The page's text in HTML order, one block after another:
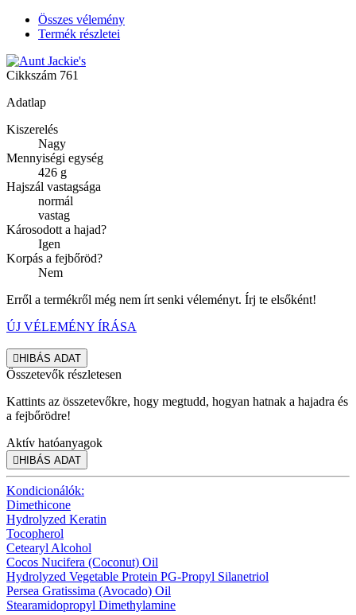
Összes vélemény
Termék részletei
Cikkszám 761
Adatlap
Kiszerelés
Nagy
Mennyiségi egység
426 g
Hajszál vastagsága
normál
vastag
Károsodott a hajad?
Igen
Korpás a fejbőröd?
Nem
Erről a termékről még nem írt senki véleményt. Írj te elsőként!
ÚJ VÉLEMÉNY ÍRÁSA
HIBÁS ADAT
Összetevők részletesen
Kattints az összetevőkre, hogy megtudd, hogyan hatnak a hajadra és
a fejbőrödre!
Aktív hatóanyagok
HIBÁS ADAT
Kondicionálók:
Dimethicone
Hydrolyzed Keratin
Tocopherol
Cetearyl Alcohol
Cocos Nucifera (Coconut) Oil
Hydrolyzed Vegetable Protein PG-Propyl Silanetriol
Persea Gratissima (Avocado) Oil
Stearamidopropyl Dimethylamine